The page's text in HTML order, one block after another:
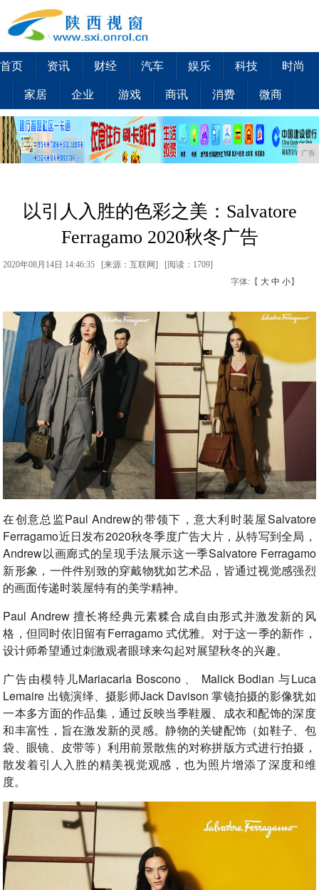
首页 资讯 财经 汽车 娱乐 科技 时尚
家居 企业 游戏 商讯 消费 微商
广告
以引人入胜的色彩之美：Salvatore
Ferragamo 2020秋冬广告
2020年08月14日 14:46:35 [来源：互联网] [阅读：1709]
字体:【 大 中 小】
在创意总监Paul Andrew的带领下，意大利时装屋Salvatore
Ferragamo近日发布2020秋冬季度广告大片，从特写到全局，
Andrew以画廊式的呈现手法展示这一季Salvatore Ferragamo
新形象，一件件别致的穿戴物犹如艺术品，皆通过视觉感强烈
的画面传递时装屋特有的美学精神。
Paul Andrew 擅长将经典元素糅合成自由形式并激发新的风
格，但同时依旧留有Ferragamo 式优雅。对于这一季的新作，
设计师希望通过刺激观者眼球来勾起对展望秋冬的兴趣。
广告由模特儿Mariacarla Boscono 、 Malick Bodian 与Luca
Lemaire 出镜演绎、摄影师Jack Davison 掌镜拍摄的影像犹如
一本多方面的作品集，通过反映当季鞋履、成衣和配饰的深度
和丰富性，旨在激发新的灵感。静物的关键配饰（如鞋子、包
袋、眼镜、皮带等）利用前景散焦的对称拼版方式进行拍摄，
散发着引人入胜的精美视觉观感，也为照片增添了深度和维
度。